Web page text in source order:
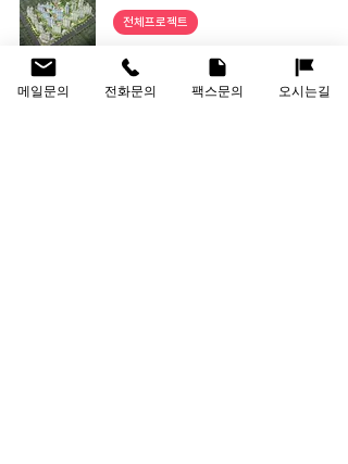
전체프로젝트
메일문의 전화문의 팩스문의 오시는길